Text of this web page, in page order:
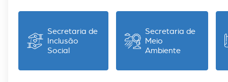
Secretaria de
Inclusão
Social
Secretaria de
Meio
Ambiente